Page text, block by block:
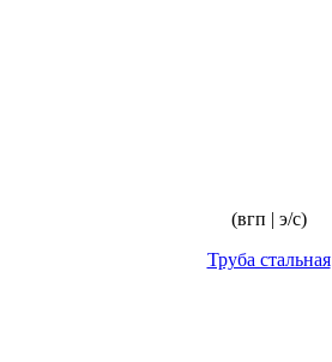
(вгп | э/с)
Труба стальная